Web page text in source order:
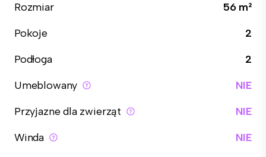
Rozmiar
56 m²
Pokoje
2
Podłoga
2
Umeblowany
NIE
Przyjazne dla zwierząt
NIE
Winda
NIE